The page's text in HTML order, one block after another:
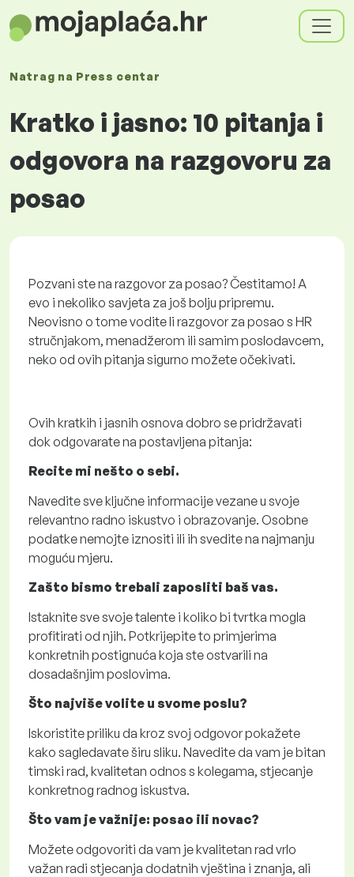
Natrag na Press centar
Kratko i jasno: 10 pitanja i
odgovora na razgovoru za
posao
Pozvani ste na razgovor za posao? Čestitamo! A
evo i nekoliko savjeta za još bolju pripremu.
Neovisno o tome vodite li razgovor za posao s HR
stručnjakom, menadžerom ili samim poslodavcem,
neko od ovih pitanja sigurno možete očekivati.
Ovih kratkih i jasnih osnova dobro se pridržavati
dok odgovarate na postavljena pitanja:
Recite mi nešto o sebi.
Navedite sve ključne informacije vezane u svoje
relevantno radno iskustvo i obrazovanje. Osobne
podatke nemojte iznositi ili ih svedite na najmanju
moguću mjeru.
Zašto bismo trebali zaposliti baš vas.
Istaknite sve svoje talente i koliko bi tvrtka mogla
profitirati od njih. Potkrijepite to primjerima
konkretnih postignuća koja ste ostvarili na
dosadašnjim poslovima.
Što najviše volite u svome poslu?
Iskoristite priliku da kroz svoj odgovor pokažete
kako sagledavate širu sliku. Navedite da vam je bitan
timski rad, kvalitetan odnos s kolegama, stjecanje
konkretnog radnog iskustva.
Što vam je važnije: posao ili novac?
Možete odgovoriti da vam je kvalitetan rad vrlo
važan radi stjecanja dodatnih vještina i znanja, ali